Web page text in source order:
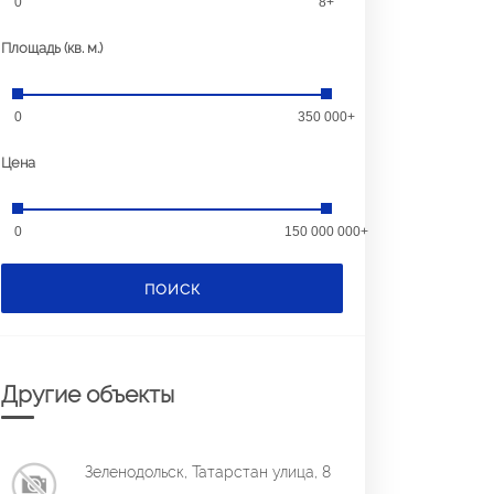
Площадь (кв. м.)
0 350 000+
Цена
0 150 000 000+
ПОИСК
Другие объекты
Зеленодольск, Татарстан улица, 8